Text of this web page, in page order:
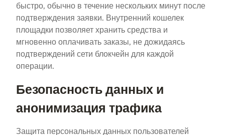
быстро, обычно в течение нескольких минут после
подтверждения заявки. Внутренний кошелек
площадки позволяет хранить средства и
мгновенно оплачивать заказы, не дожидаясь
подтверждений сети блокчейн для каждой
операции.
Безопасность данных и
анонимизация трафика
Защита персональных данных пользователей